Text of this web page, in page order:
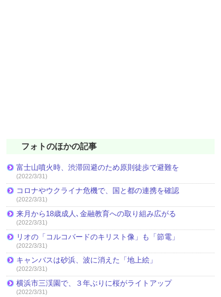
フォトのほかの記事
富士山噴火時、渋滞回避のため原則徒歩で避難を
(2022/3/31)
コロナやウクライナ危機で、国と都の連携を確認
(2022/3/31)
来月から18歳成人､金融教育への取り組み広がる
(2022/3/31)
リオの「コルコバードのキリスト像」も「節電」
(2022/3/31)
キャンバスは砂浜、波に消えた「地上絵」
(2022/3/31)
横浜市三渓園で、３年ぶりに桜がライトアップ
(2022/3/31)